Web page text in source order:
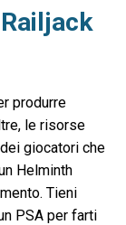
produrre
le risorse
giocatori che
Helminth
Tieni
PSA per farti